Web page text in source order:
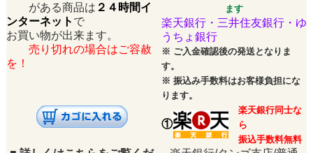
ます
がある商品は ２４時間イ
ンターネット で
お買い物が出来ます。
売り切れの場合はご容赦
を！
楽天銀行・三井住友銀行・ゆ
うちょ銀行
※ ご入金確認後の発送となりま
す。
※ 振込み手数料はお客様負担にな
ります。
①
楽天銀行同士な
ら
振込手数料無料